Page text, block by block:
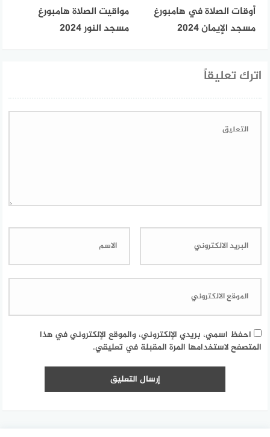
أوقات الصلاة في هامبورغ
مسجد الإيمان 2024
مواقيت الصلاة هامبورغ
مسجد النور 2024
اترك تعليقاً
احفظ اسمي، بريدي الإلكتروني، والموقع الإلكتروني في هذا
المتصفح لاستخدامها المرة المقبلة في تعليقي.